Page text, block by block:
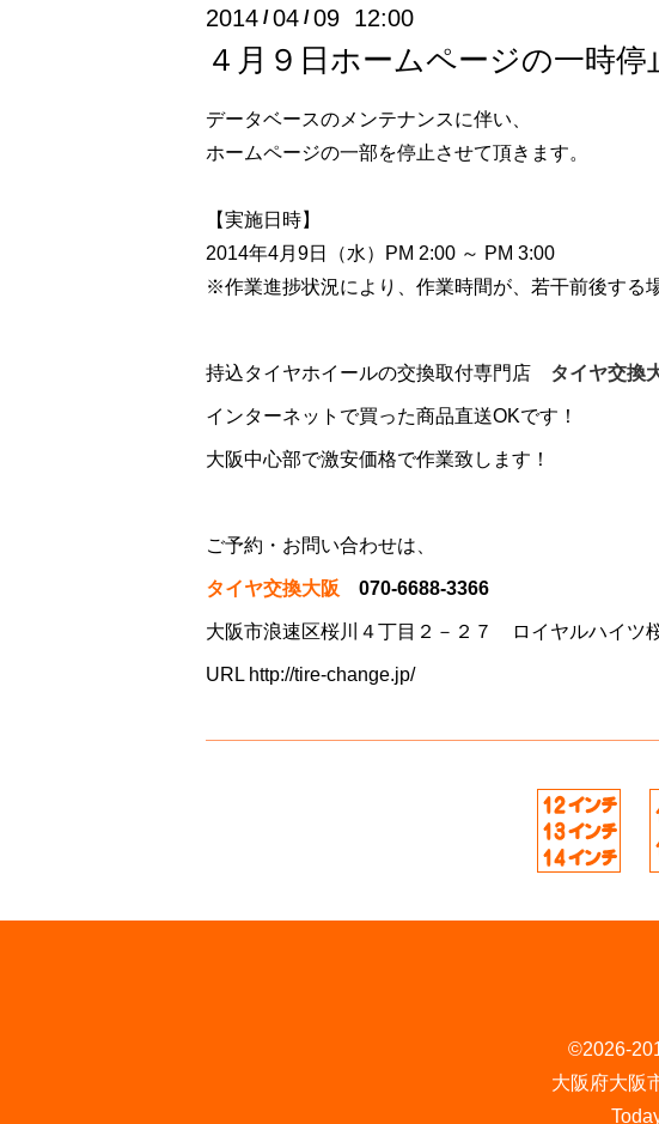
2014 /04 /09 12:00
４月９日ホームページの一時
データベースのメンテナンスに伴い、
ホームページの一部を停止させて頂きます。
【実施日時】
2014年4月9日（水）PM 2:00 ～ PM 3:00
※作業進捗状況により、作業時間が、若干前後する
持込タイヤホイールの交換取付専門店 タイヤ交換
インターネットで買った商品直送OKです！
大阪中心部で激安価格で作業致します！
ご予約・お問い合わせは、
タイヤ交換大阪 070-6688-3366
大阪市浪速区桜川４丁目２－２７ ロイヤルハイツ
URL http://tire-change.jp/
©2026-
大阪府大阪